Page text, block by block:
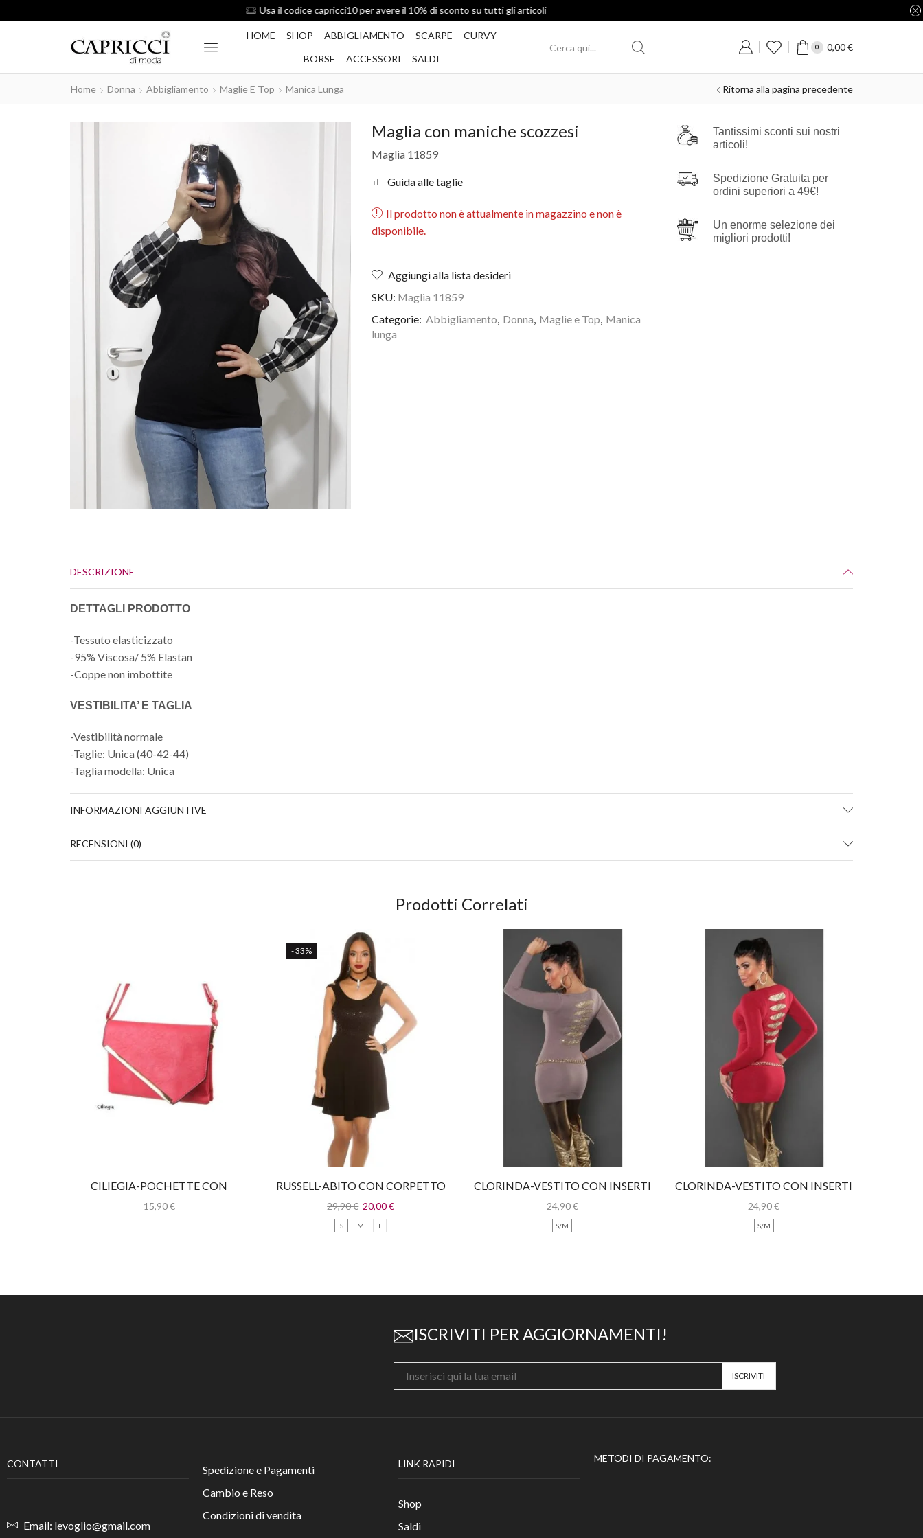
Spedizione Gratis per ordini superiori a 49€
HOME SHOP ABBIGLIAMENTO SCARPE
CURVY
BORSE
ACCESSORI SALDI
0 0,00€
Home Donna Abbigliamento Maglie E Top Manica Lunga Ritorna alla pagina precedente
Maglia con maniche scozzesi
Maglia 11859
Guida alle taglie
Il prodotto non è attualmente in magazzino e non è
disponibile.
Aggiungi alla lista desideri
SKU: Maglia 11859
Categorie: Abbigliamento, Donna, Maglie e Top, Manica
lunga
Tantissimi sconti sui nostri
articoli!
Spedizione Gratuita per
ordini superiori a 49€!
Un enorme selezione dei
migliori prodotti!
DESCRIZIONE
DETTAGLI PRODOTTO
-Tessuto elasticizzato
-95% Viscosa/ 5% Elastan
-Coppe non imbottite
VESTIBILITA’ E TAGLIA
-Vestibilità normale
-Taglie: Unica (40-42-44)
-Taglia modella: Unica
INFORMAZIONI AGGIUNTIVE
RECENSIONI (0)
Prodotti Correlati
CILIEGIA-POCHETTE CON
TRACOLLA
15,90€
- 33%
RUSSELL-ABITO CON CORPETTO
IN PAILLETTES
29,90€ 20,00€
S M L
CLORINDA-VESTITO CON INSERTI
ORO
24,90€
S/M
CLORINDA-VESTITO CON INSERTI
ORO
24,90€
S/M
ISCRIVITI PER AGGIORNAMENTI!
CONTATTI
Email: levoglio@gmail.com
Spedizione e Pagamenti
Cambio e Reso
Condizioni di vendita
LINK RAPIDI
Shop
Saldi
METODI DI PAGAMENTO: